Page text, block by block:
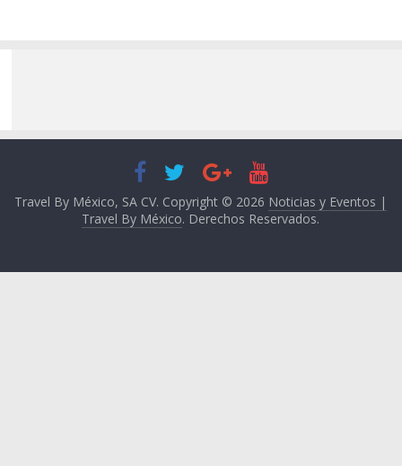
Travel By México, SA CV. Copyright © 2026 Noticias y Eventos |
Travel By México. Derechos Reservados.